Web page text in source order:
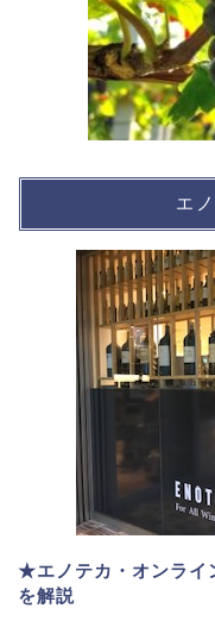
エ
★エノテカ・オンライ
を解説